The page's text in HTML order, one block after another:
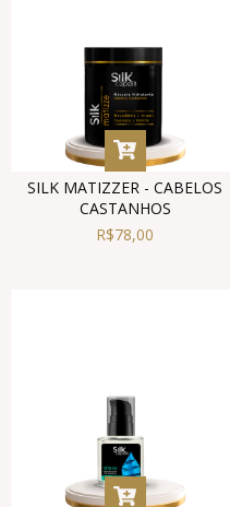
SILK MATIZZER - CABELOS
CASTANHOS
R$78,00